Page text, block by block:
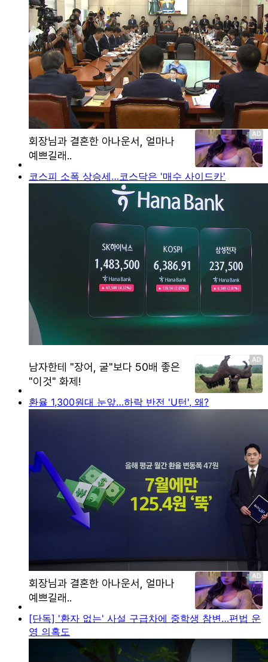
코스피 소폭 상승세…코스닥은 '매수 사이드카'
환율 1,300원대 눈앞…하락 반전 'U턴', 왜?
[단독] '환자 없는' 사설 구급차에 중학생 참변…편법 운
영 의혹도